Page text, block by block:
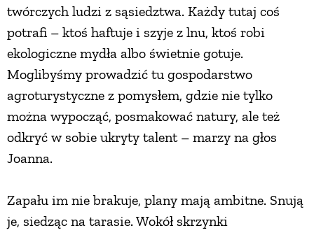
twórczych ludzi z sąsiedztwa. Każdy tutaj coś
potrafi – ktoś haftuje i szyje z lnu, ktoś robi
ekologiczne mydła albo świetnie gotuje.
Moglibyśmy prowadzić tu gospodarstwo
agroturystyczne z pomysłem, gdzie nie tylko
można wypocząć, posmakować natury, ale też
odkryć w sobie ukryty talent – marzy na głos
Joanna.
Zapału im nie brakuje, plany mają ambitne. Snują
je, siedząc na tarasie. Wokół skrzynki